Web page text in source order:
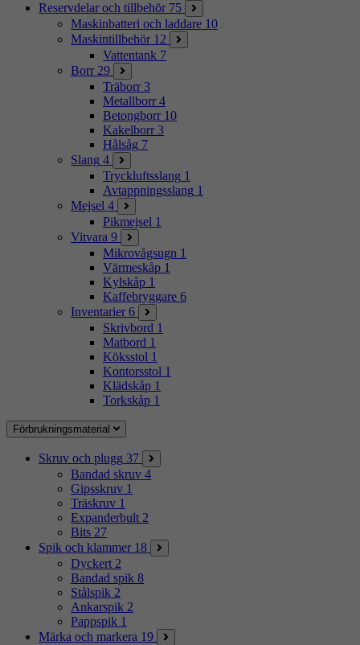
Reservdelar och tillbehör 75
Maskinbatteri och laddare 10
Maskintillbehör 12
Vattentank 7
Borr 29
Träborr 3
Metallborr 4
Betongborr 10
Kakelborr 3
Hålsåg 7
Slang 4
Tryckluftsslang 1
Avtappningsslang 1
Mejsel 4
Pikmejsel 1
Vitvara 9
Mikrovågsugn 1
Värmeskåp 1
Kylskåp 1
Kaffebryggare 6
Inventarier 6
Skrivbord 1
Matbord 1
Köksstol 1
Kontorsstol 1
Klädskåp 1
Torkskåp 1
Förbrukningsmaterial
Skruv och plugg 37
Bandad skruv 4
Gipsskruv 1
Träskruv 1
Expanderbult 2
Bits 27
Spik och klammer 18
Dyckert 2
Bandad spik 8
Stålspik 2
Ankarspik 2
Pappspik 1
Märka och markera 19